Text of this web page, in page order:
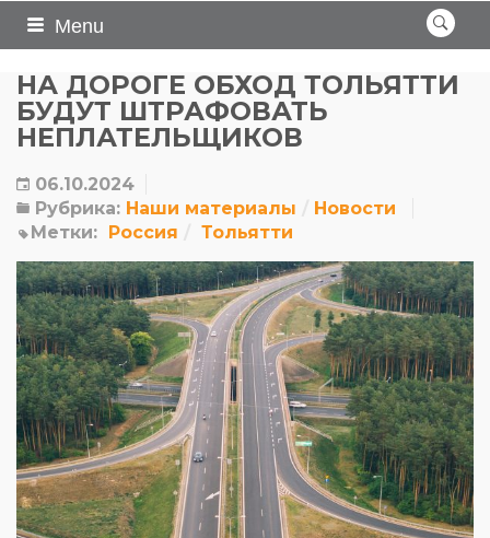
Menu
НА ДОРОГЕ ОБХОД ТОЛЬЯТТИ
БУДУТ ШТРАФОВАТЬ
НЕПЛАТЕЛЬЩИКОВ
06.10.2024
Рубрика: Наши материалы
Новости
Метки: Россия Тольятти